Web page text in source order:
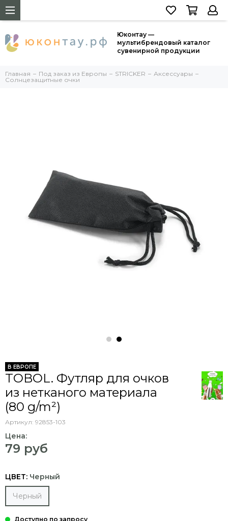
Юконтау —
мультибрендовый каталог
сувенирной продукции
Главная Под заказ из Европы STRICKER
Аксессуары
Солнцезащитные очки
В ЕВРОПЕ
TOBOL. Футляр для очков
из нетканого материала
(80 g/m²)
Артикул: 92853-103
Цена:
79 руб
ЦВЕТ: Черный
Черный